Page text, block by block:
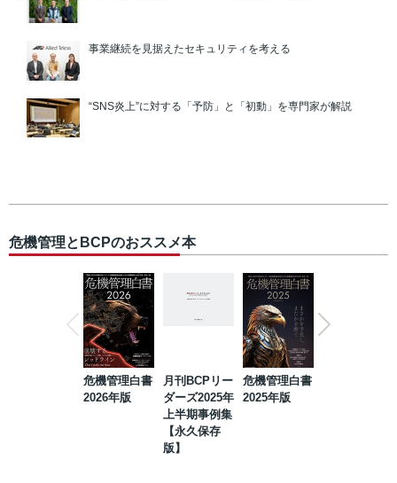
事業継続を見据えたセキュリティを考える
“SNS炎上”に対する「予防」と「初動」を専門家が解説
危機管理とBCPのおススメ本
危機管理白書
2026年版
月刊BCPリー
ダーズ2025年
上半期事例集
【永久保存
版】
危機管理白書
2025年版